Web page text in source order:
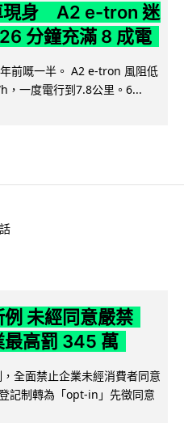
現身 A2 e-tron 迷
分鐘充滿 8 成電
前嘅一半。 A2 e-tron 風阻低
，一度電行到7.8公里。6...
未經同意嚴禁
高罰 345 萬
全面禁止企業未經消費者同意
記制轉為「opt-in」先徵同意